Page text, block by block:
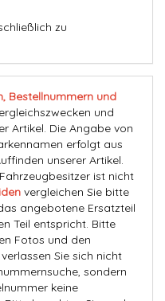
zu
Bestellnummern und
und
Artikel. Die Angabe von
erfolgt aus
unserer Artikel.
ist nicht
vergleichen Sie bitte
angebotene Ersatzteil
Teil entspricht. Bitte
Fotos und den
Sie sich nicht
sondern
keine